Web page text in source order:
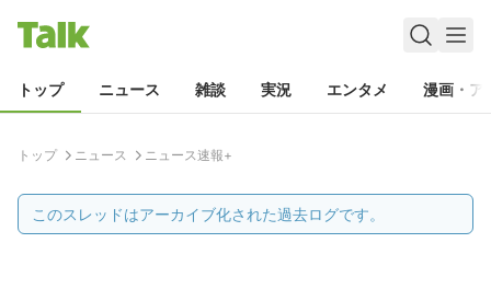
トップ ニュース 雑談 実況 エンタメ 漫画・ア
トップ ニュース ニュース速報+
このスレッドはアーカイブ化された過去ログです。